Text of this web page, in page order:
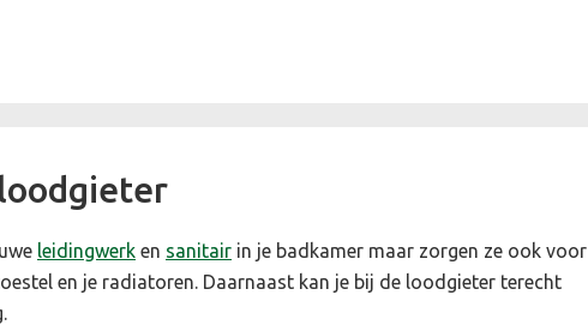
leidingwerk en sanitair in je badkamer maar zorgen ze ook voor
en je radiatoren. Daarnaast kan je bij de loodgieter terecht